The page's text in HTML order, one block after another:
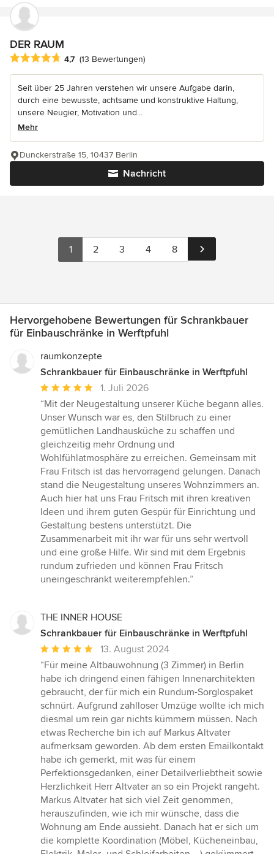
DER RAUM
Durchschnittliche Bewertung: 4.7 von 5 Sternen
4,7 (13 Bewertungen)
Seit über 25 Jahren verstehen wir unsere Aufgabe darin,
durch eine bewusste, achtsame und konstruktive Haltung,
unsere Neugier, Motivation und...
Mehr
Nachricht
Dunckerstraße 15, 10437 Berlin
1 2 3 4 8
Hervorgehobene Bewertungen für Schrankbauer
für Einbauschränke in Werftpfuhl
raumkonzepte
Schrankbauer für Einbauschränke in Werftpfuhl
Durchschnittliche
Bewertung:
5
von
5
Sternen
1. Juli 2026
“Mit der Neugestaltung unserer Küche begann alles.
Unser Wunsch war es, den Stilbruch zu einer
gemütlichen Landhausküche zu schaffen und
gleichzeitig mehr Ordnung und
Wohlfühlatmosphäre zu erreichen. Gemeinsam mit
Frau Fritsch ist das hervorragend gelungen. Danach
stand die Neugestaltung unseres Wohnzimmers an.
Auch hier hat uns Frau Fritsch mit ihren kreativen
Ideen und ihrem guten Gespür für Einrichtung und
Gestaltung bestens unterstützt. Die
Zusammenarbeit mit ihr war für uns sehr wertvoll
und eine große Hilfe. Wir sind mit dem Ergebnis
rundum zufrieden und können Frau Fritsch
uneingeschränkt weiterempfehlen.”
THE INNER HOUSE
Schrankbauer für Einbauschränke in Werftpfuhl
Durchschnittliche
Bewertung:
5
von
5
Sternen
13. August 2024
“Für meine Altbauwohnung (3 Zimmer) in Berlin
habe ich dringend einen fähigen Innenarchitekten
gebraucht, der für mich ein Rundum-Sorglospaket
schnürt. Aufgrund zahlloser Umzüge wollte ich mich
diesmal um rein gar nichts kümmern müssen. Nach
etwas Recherche bin ich auf Markus Altvater
aufmerksam geworden. Ab dem ersten Emailkontakt
habe ich gemerkt, mit was für einem
Perfektionsgedanken, einer Detailverliebtheit sowie
Herzlichkeit Herr Altvater an so ein Projekt rangeht.
Markus Altvater hat sich viel Zeit genommen,
herauszufinden, wie ich mir wünsche, dass die
Wohnung am Ende aussieht. Danach hat er sich um
die komplette Koordination (Möbel, Kücheneinbau,